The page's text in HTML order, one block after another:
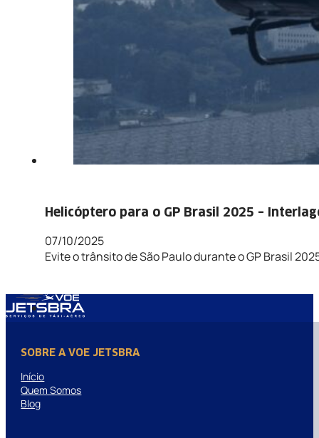
Helicóptero para o GP Brasil 2025 –
07/10/2025
Evite o trânsito de São Paulo durante o GP Brasil
SOBRE A VOE JETSBRA
Início
Quem Somos
Blog